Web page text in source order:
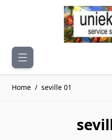
Ga naar de inhoud
Home / seville 01